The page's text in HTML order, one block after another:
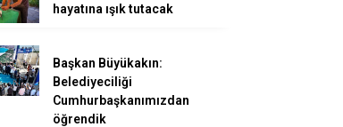
hayatına ışık tutacak
Başkan Büyükakın:
Belediyeciliği
Cumhurbaşkanımızdan
öğrendik